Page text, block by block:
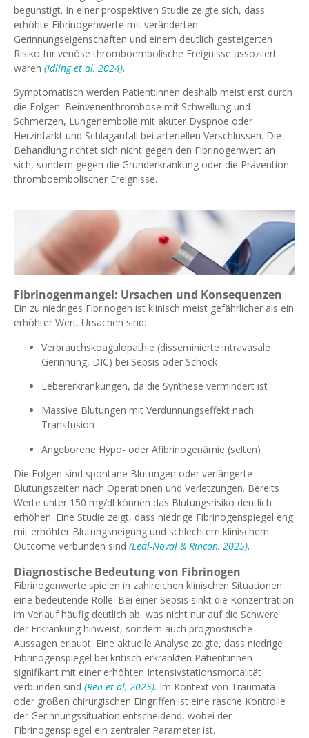
begünstigt. In einer prospektiven Studie zeigte sich, dass
erhöhte Fibrinogenwerte mit veränderten
Gerinnungseigenschaften und einem deutlich gesteigerten
Risiko für venöse thromboembolische Ereignisse assoziiert
waren (Idling et al, 2024).
Symptomatisch werden Patient:innen deshalb meist erst durch
die Folgen: Beinvenenthrombose mit Schwellung und
Schmerzen, Lungenembolie mit akuter Dyspnoe oder
Herzinfarkt und Schlaganfall bei arteriellen Verschlüssen. Die
Behandlung richtet sich nicht gegen den Fibrinogenwert an
sich, sondern gegen die Grunderkrankung oder die Prävention
thromboembolischer Ereignisse.
Fibrinogenmangel: Ursachen und Konsequenzen
Ein zu niedriges Fibrinogen ist klinisch meist gefährlicher als ein
erhöhter Wert. Ursachen sind:
Verbrauchskoagulopathie (disseminierte intravasale
Gerinnung, DIC) bei Sepsis oder Schock
Lebererkrankungen, da die Synthese vermindert ist
Massive Blutungen mit Verdünnungseffekt nach
Transfusion
Angeborene Hypo- oder Afibrinogenämie (selten)
Die Folgen sind spontane Blutungen oder verlängerte
Blutungszeiten nach Operationen und Verletzungen. Bereits
Werte unter 150 mg/dl können das Blutungsrisiko deutlich
erhöhen. Eine Studie zeigt, dass niedrige Fibrinogenspiegel eng
mit erhöhter Blutungsneigung und schlechtem klinischem
Outcome verbunden sind (Leal-Noval & Rincon, 2025).
Diagnostische Bedeutung von Fibrinogen
Fibrinogenwerte spielen in zahlreichen klinischen Situationen
eine bedeutende Rolle. Bei einer Sepsis sinkt die Konzentration
im Verlauf häufig deutlich ab, was nicht nur auf die Schwere
der Erkrankung hinweist, sondern auch prognostische
Aussagen erlaubt. Eine aktuelle Analyse zeigte, dass niedrige
Fibrinogenspiegel bei kritisch erkrankten Patient:innen
signifikant mit einer erhöhten Intensivstationsmortalität
verbunden sind (Ren et al, 2025). Im Kontext von Traumata
oder großen chirurgischen Eingriffen ist eine rasche Kontrolle
der Gerinnungssituation entscheidend, wobei der
Fibrinogenspiegel ein zentraler Parameter ist.